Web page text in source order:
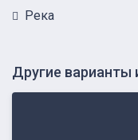
Река
Другие варианты